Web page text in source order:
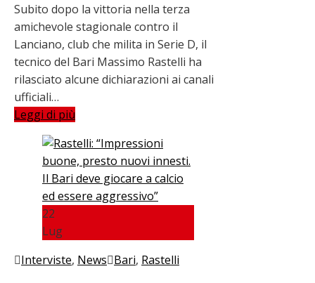
Subito dopo la vittoria nella terza
amichevole stagionale contro il
Lanciano, club che milita in Serie D, il
tecnico del Bari Massimo Rastelli ha
rilasciato alcune dichiarazioni ai canali
ufficiali…
Leggi di più
22
Lug
Interviste, News Bari, Rastelli